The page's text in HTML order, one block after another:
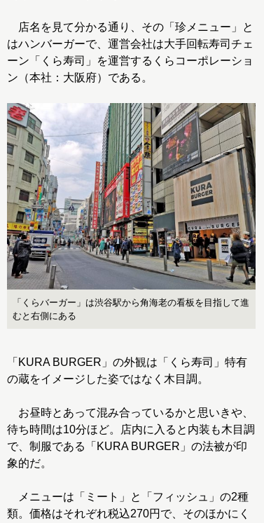
店名を見て分かる通り、その「珍メニュー」と
はハンバーガーで、運営会社は大手回転寿司チェ
ーン「くら寿司」を運営するくらコーポレーショ
ン（本社：大阪府）である。
「くらバーガー」は渋谷駅から角海老の看板を目指して進
むと右側にある
「KURA BURGER」の外観は「くら寿司」特有
の蔵をイメージした姿ではなく木目調。
お昼時とあって混み合っているかと思いきや、
待ち時間は10分ほど。店内に入ると内装も木目調
で、制服である「KURA BURGER」の法被が印
象的だ。
メニューは「ミート」と「フィッシュ」の2種
類。価格はそれぞれ税込270円で、そのほかにく